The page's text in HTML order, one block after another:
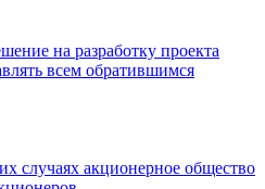
на разработку проекта
всем обратившимся
случаях акционерное общество